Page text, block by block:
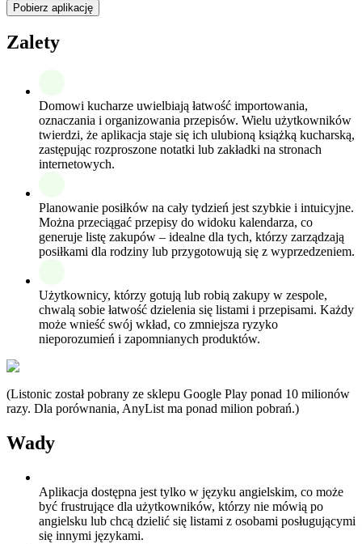
Pobierz aplikację
Zalety
Domowi kucharze uwielbiają łatwość importowania,
oznaczania i organizowania przepisów. Wielu użytkowników
twierdzi, że aplikacja staje się ich ulubioną książką kucharską,
zastępując rozproszone notatki lub zakładki na stronach
internetowych.
Planowanie posiłków na cały tydzień jest szybkie i intuicyjne.
Można przeciągać przepisy do widoku kalendarza, co
generuje listę zakupów – idealne dla tych, którzy zarządzają
posiłkami dla rodziny lub przygotowują się z wyprzedzeniem.
Użytkownicy, którzy gotują lub robią zakupy w zespole,
chwalą sobie łatwość dzielenia się listami i przepisami. Każdy
może wnieść swój wkład, co zmniejsza ryzyko
nieporozumień i zapomnianych produktów.
(Listonic został pobrany ze sklepu Google Play ponad 10 milionów
razy. Dla porównania, AnyList ma ponad milion pobrań.)
Wady
Aplikacja dostępna jest tylko w języku angielskim, co może
być frustrujące dla użytkowników, którzy nie mówią po
angielsku lub chcą dzielić się listami z osobami posługującymi
się innymi językami.